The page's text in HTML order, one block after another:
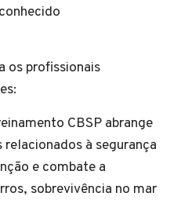
os profissionais
CBSP abrange
à segurança
e combate a
sobrevivência no mar